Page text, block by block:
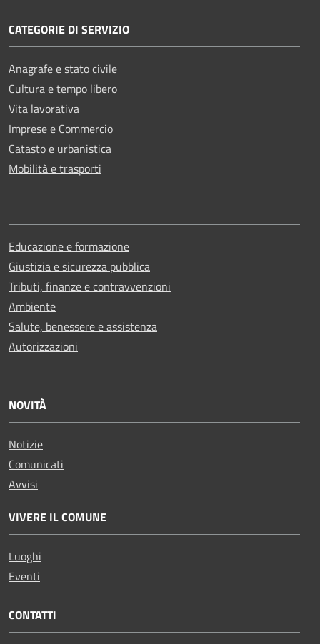
CATEGORIE DI SERVIZIO
Anagrafe e stato civile
Cultura e tempo libero
Vita lavorativa
Imprese e Commercio
Catasto e urbanistica
Mobilità e trasporti
Educazione e formazione
Giustizia e sicurezza pubblica
Tributi, finanze e contravvenzioni
Ambiente
Salute, benessere e assistenza
Autorizzazioni
NOVITÀ
Notizie
Comunicati
Avvisi
VIVERE IL COMUNE
Luoghi
Eventi
CONTATTI